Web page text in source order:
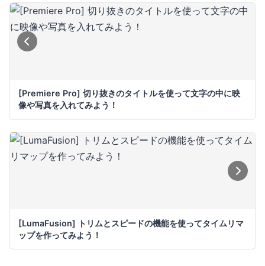
[Premiere Pro] 切り抜きのタイトルを使って文字の中に映
像や写真を入れてみよう！
[LumaFusion] トリムとスピードの機能を使ってタイムリマ
ップを作ってみよう！